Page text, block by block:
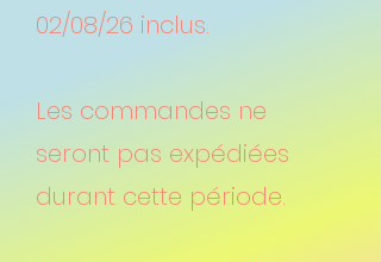
02/08/26 inclus.
Les commandes ne
seront pas expédiées
durant cette période.